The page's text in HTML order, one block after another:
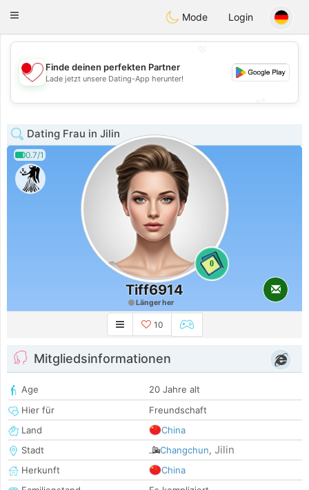
Chat
Toggle
Mode Login
💖
💕
Finde deinen perfekten Partner
Lade jetzt unsere Dating-App herunter!
Dating Frau in Jilin
0.7/1
0
Tiff6914
Länger her
10
Mitgliedsinformationen
Age
20 Jahre alt
Hier für
Freundschaft
Land
China
Stadt
Changchun, Jilin
Herkunft
China